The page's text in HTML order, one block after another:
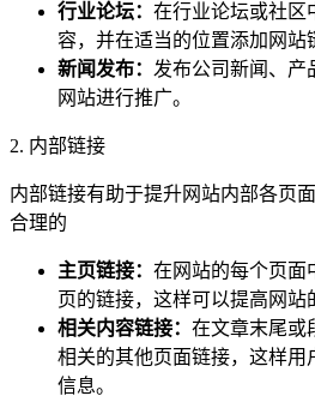
行业论坛： 在行业论坛或社区
容，并在适当的位置添加网站
新闻发布： 发布公司新闻、产
网站进行推广。
2. 内部链接
内部链接有助于提升网站内部各页
合理的
主页链接： 在网站的每个页面
页的链接，这样可以提高网站
相关内容链接： 在文章末尾或
相关的其他页面链接，这样用
信息。